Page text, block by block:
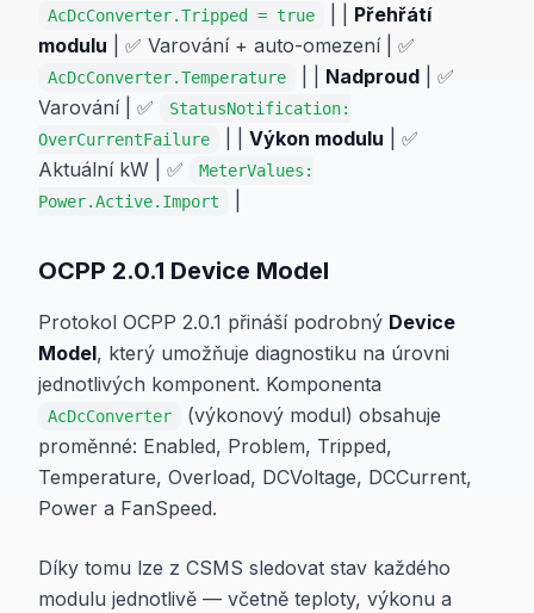
AcDcConverter.Tripped = true
Přehřátí
modulu | ✅ Varování + auto-omezení | ✅
AcDcConverter.Temperature Nadproud | ✅
Varování | ✅
StatusNotification:
OverCurrentFailure
Výkon modulu | ✅
Aktuální kW | ✅
MeterValues:
Power.Active.Import
OCPP 2.0.1 Device Model
Protokol OCPP 2.0.1 přináší podrobný Device
Model, který umožňuje diagnostiku na úrovni
jednotlivých komponent. Komponenta
AcDcConverter
(výkonový modul) obsahuje
proměnné: Enabled, Problem, Tripped,
Temperature, Overload, DCVoltage, DCCurrent,
Power a FanSpeed.
Díky tomu lze z CSMS sledovat stav každého
modulu jednotlivě — včetně teploty, výkonu a